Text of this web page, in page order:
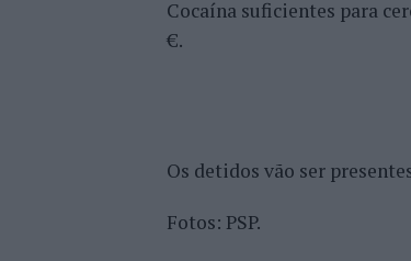
Cocaína suficientes para
€.
Os detidos vão ser
Fotos: PSP.